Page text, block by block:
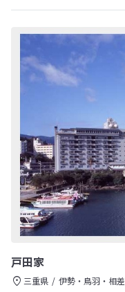
戸田家
三重県 伊勢・鳥羽・相差